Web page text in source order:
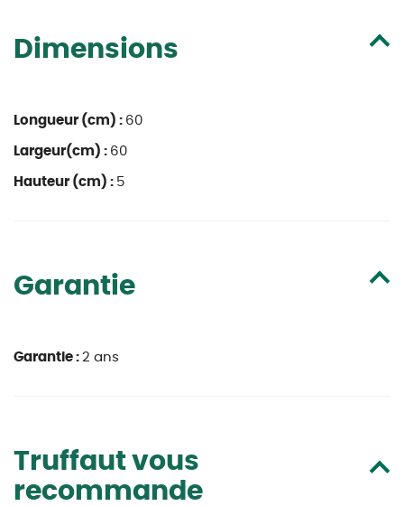
Dimensions
Longueur (cm) : 60
Largeur(cm) : 60
Hauteur (cm) : 5
Garantie
Garantie : 2 ans
Truffaut vous
recommande